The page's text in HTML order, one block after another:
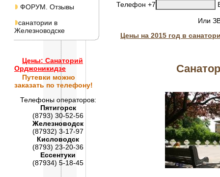
ФОРУМ. Отзывы
санатории в
Железноводске
Цены: Санаторий
Орджоникидзе
Путевки можно
заказать по телефону!
Телефоны операторов:
Пятигорск
(8793) 30-52-56
Железноводск
(87932) 3-17-97
Кисловодск
(8793) 23-20-36
Ессентуки
(87934) 5-18-45
Телефон +7
Или
Цены на 2015 год в